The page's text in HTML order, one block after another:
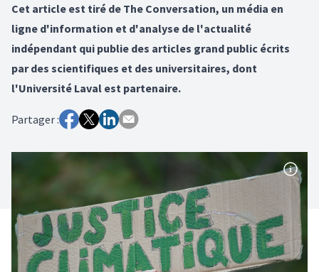
Cet article est tiré de The Conversation, un média en
ligne d'information et d'analyse de l'actualité
indépendant qui publie des articles grand public écrits
par des scientifiques et des universitaires, dont
l'Université Laval est partenaire.
Partager :